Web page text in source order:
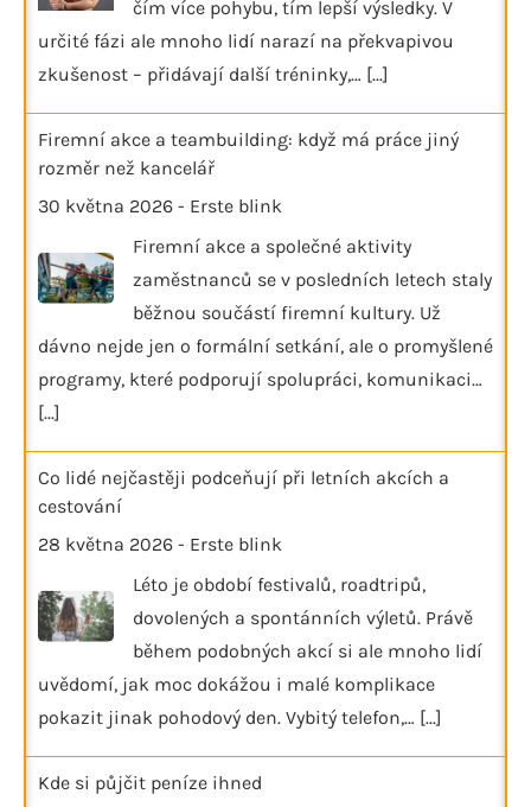
čím více pohybu, tím lepší výsledky. V
určité fázi ale mnoho lidí narazí na překvapivou
zkušenost – přidávají další tréninky,… [...]
Firemní akce a teambuilding: když má práce jiný
rozměr než kancelář
30 května 2026 - Erste blink
Firemní akce a společné aktivity
zaměstnanců se v posledních letech staly
běžnou součástí firemní kultury. Už
dávno nejde jen o formální setkání, ale o promyšlené
programy, které podporují spolupráci, komunikaci…
[...]
Co lidé nejčastěji podceňují při letních akcích a
cestování
28 května 2026 - Erste blink
Léto je období festivalů, roadtripů,
dovolených a spontánních výletů. Právě
během podobných akcí si ale mnoho lidí
uvědomí, jak moc dokážou i malé komplikace
pokazit jinak pohodový den. Vybitý telefon,… [...]
Kde si půjčit peníze ihned